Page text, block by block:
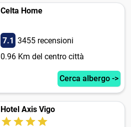
Celta Home
7.1 3455 recensioni
0.96 Km del centro città
Cerca albergo ->
Hotel Axis Vigo